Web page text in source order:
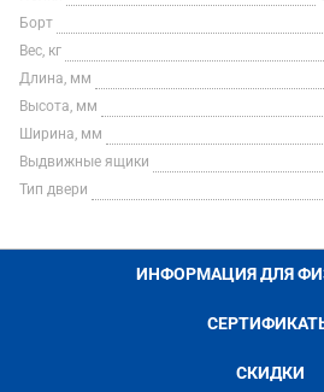
Борт
Вес, кг
Длина, мм
Высота, мм
Ширина, мм
Выдвижные ящики
Тип двери
ИНФОРМАЦИЯ ДЛЯ
СКИДКИ